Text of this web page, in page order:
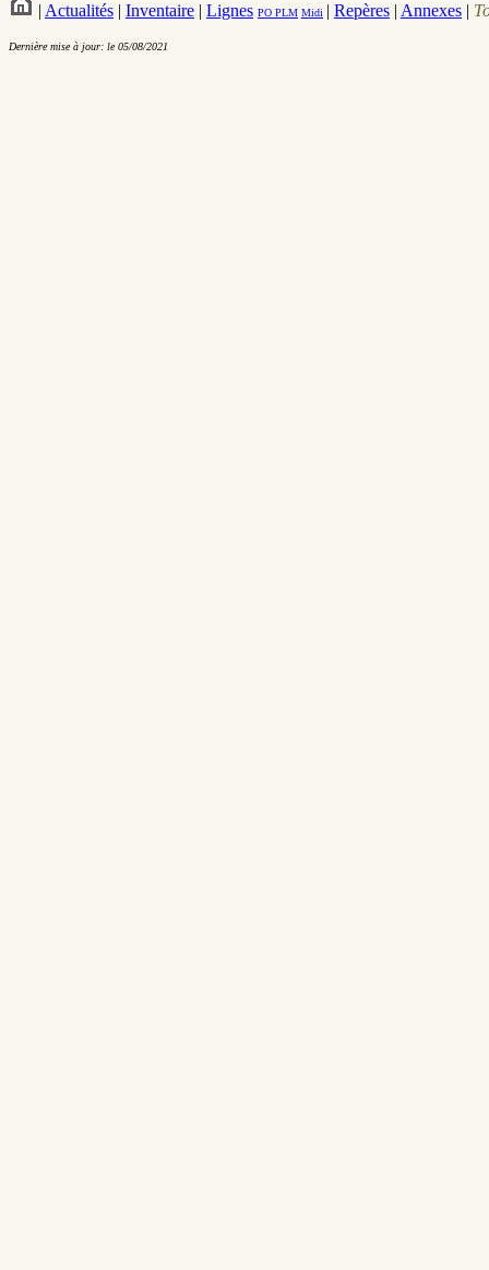
| Actualités | Inventaire | Lignes PO PLM Midi | Repères | Annexes |
Dernière mise à jour: le 05/08/2021